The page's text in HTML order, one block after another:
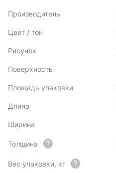
Производитель
Цвет / тон
Рисунок
Поверхность
Площадь упаковки
Длина
Ширина
Толщина
Вес упаковки, кг